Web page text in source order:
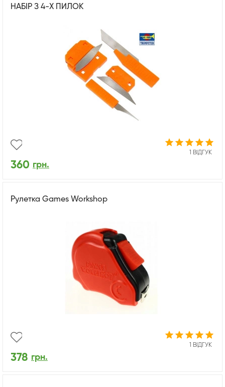
НАБІР З 4-Х ПИЛОК
1 ВІДГУК
360 грн.
Рулетка Games Workshop
1 ВІДГУК
378 грн.